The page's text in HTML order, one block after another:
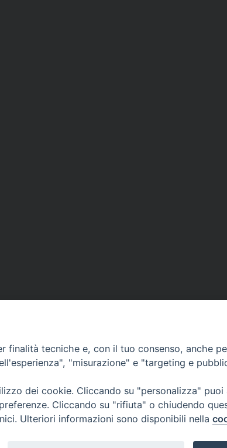
finalità tecniche e, con il tuo consenso, anche
"misurazione" e "targeting e
dei cookie. Cliccando su "personalizza"
Cliccando su "rifiuta" o chiudendo
Ulteriori informazioni sono disponibili nella